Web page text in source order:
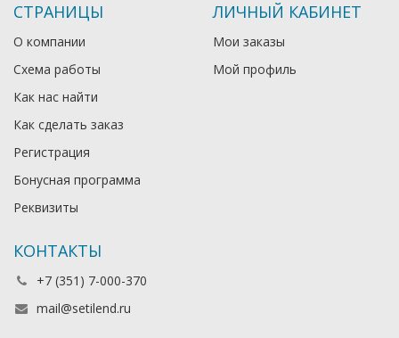
СТРАНИЦЫ
О компании
Схема работы
Как нас найти
Как сделать заказ
Регистрация
Бонусная программа
Реквизиты
ЛИЧНЫЙ КАБИНЕТ
Мои заказы
Мой профиль
КОНТАКТЫ
+7 (351) 7-000-370
mail@setilend.ru